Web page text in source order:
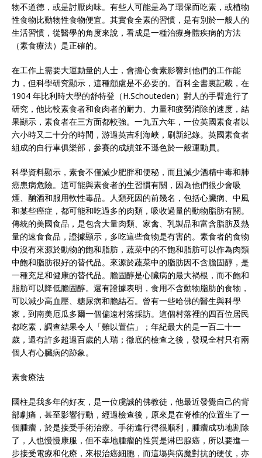
物不道德，或是討厭肉味。有些人可能是為了環保而吃素，或植物
性食物比動物性食物便宜。其實食全素的習慣，是有別於一般人的
生活習慣，從醫學的角度來說，看成是一種治療身體疾病的方法
（素食療法）是正確的。
在工作上需要大運動量的人士，會擔心食素影響到他們的工作能
力，但科學研究顯示，這種顧慮是不必要的。百科全書裏記載，在
1904 年比利時大學的舒特登（H.Schouteden）對人的手臂進行了
研究，他比較素食者和食肉者的耐力、力量和疲勞消除的速度，結
果顯示，素食者在三方面都較強。一九五六年，一位英國素食者以
六小時又二十分的時間，游過英吉利海峽，刷新紀錄。英國素食者
組成的自行車俱樂部，參賽的成績並不遜色於一般運動員。
科學資料顯示，素食不僅減少肥胖和便秘，而且減少酒精中毒和肺
癌患病危險。這可能與素食者的生習慣有關，因為他們很少會吸
煙、酗酒和服用軟性毒品。人類死因的前幾名，包括心臟病、中風
和某些癌症，都可能和吃過多的肉類，吸收過量的動物脂肪有關。
傳統的美國食品，是包含大量肉類、家禽、乳製品和富含脂肪及熱
量的速食食品，證據顯示，多吃這些食物是有害的。素食者的食物
中沒有來源於動物的飽和脂肪，蔬菜中的不飽和脂肪可以作為肉類
中飽和脂肪很好的替代品。來源於蔬菜中的脂肪因不含膽固醇，是
一種充足和健康的替代品。膽固醇是心臟病的最大禍根，而不飽和
脂肪可以降低膽固醇。還有證據表明，食用不含動物脂肪的食物，
可以減少高血壓、糖尿病和膽結石。曾有一些哈佛的醫生與科學
家，到南美厄瓜多爾一個偏遠村落採訪。這個村落裡的四百位居民
都吃素，調查結果令人「難以置信」；年紀最大的是一百二十一
歲，還有許多超過百歲的人瑞；徹底的檢查之後，發現全村只有兩
個人有心臟病的跡象。
素食療法
國柱是我多年的好友，是一位虔誠的佛教徒，他最近發覺自己的背
部劇痛，甚至影響行動，經過檢查後，原來是在脊椎的位置生了一
個腫瘤，於是接受手術治療。手術進行得很順利，腫瘤成功地割除
了，人也慢慢康服，但不幸地腫瘤的性質是淋巴腺癌，所以要進一
步接受電療和化療，來根治癌細胞，而這塲與病魔對抗的硬仗，亦